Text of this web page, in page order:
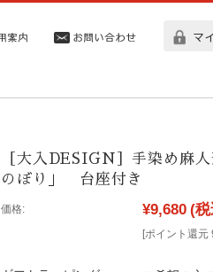
マ
［大入DESIGN］手染め麻
のぼり」 台座付き
価格: ¥9,680 (
[ポイント還元